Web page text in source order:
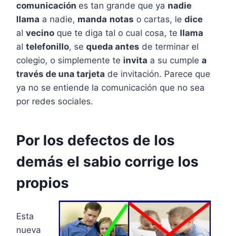
comunicación es tan grande que ya nadie
llama a nadie, manda notas o cartas, le dice
al vecino que te diga tal o cual cosa, te llama
al telefonillo, se queda antes de terminar el
colegio, o simplemente te invita a su cumple a
través de una tarjeta de invitación. Parece que
ya no se entiende la comunicación que no sea
por redes sociales.
Por los defectos de los
demás el sabio corrige los
propios
Esta
nueva